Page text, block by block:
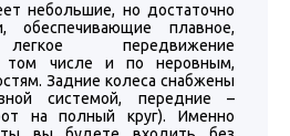
небольшие, но достаточно
обеспечивающие плавное,
передвижение
том числе и по неровным,
Задние колеса снабжены
системой, передние –
на полный круг). Именно